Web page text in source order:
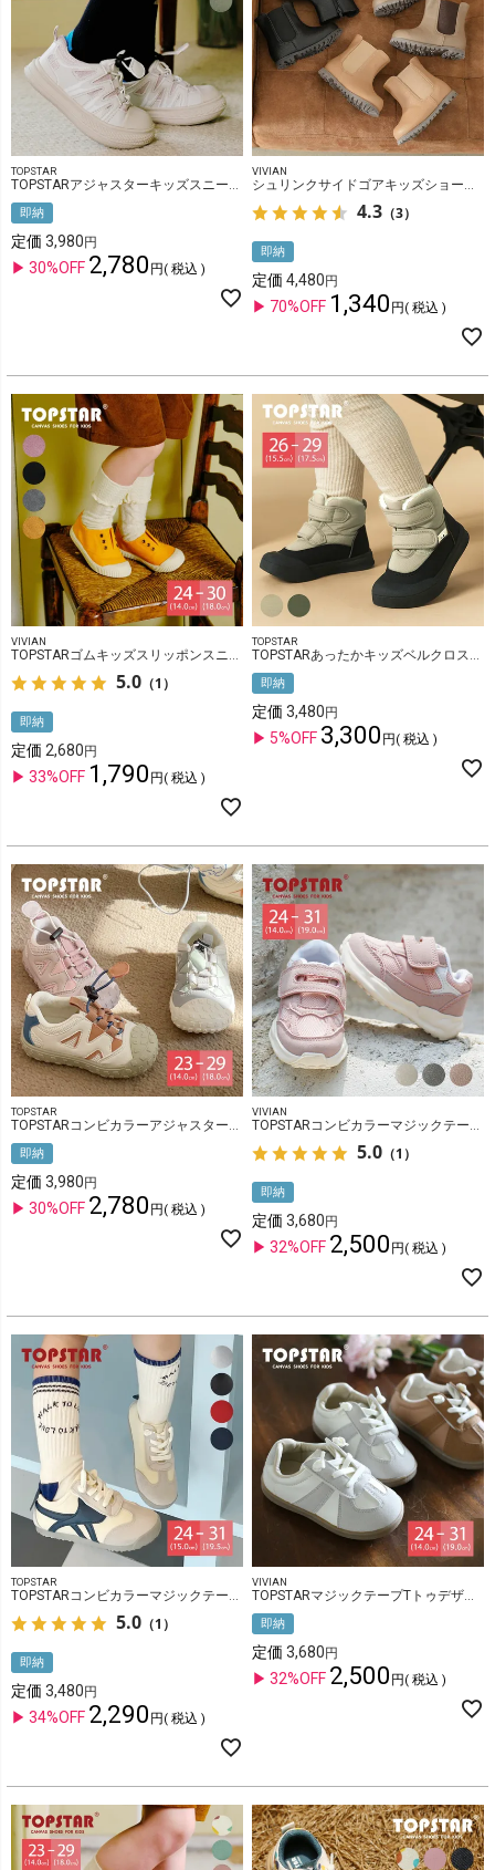
TOPSTAR
即納
定価 3,980
30%OFF 2,780 税込
VIVIAN
4.3 （3）
即納
定価 4,480
70%OFF 1,340 税込
VIVIAN
5.0 （1）
即納
定価 2,680
33%OFF 1,790 税込
TOPSTAR
即納
定価 3,480
5%OFF 3,300 税込
TOPSTAR
即納
定価 3,980
30%OFF 2,780 税込
VIVIAN
5.0 （1）
即納
定価 3,680
32%OFF 2,500 税込
TOPSTAR
5.0 （1）
即納
定価 3,480
34%OFF 2,290 税込
VIVIAN
即納
定価 3,680
32%OFF 2,500 税込